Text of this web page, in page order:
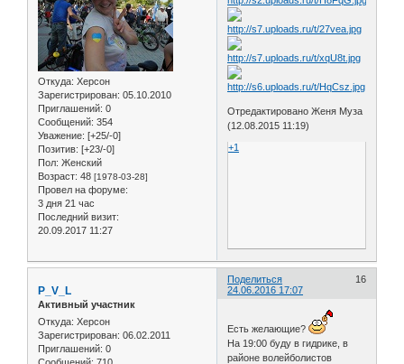
Откуда: Херсон
Зарегистрирован: 05.10.2010
Приглашений: 0
Сообщений: 354
Уважение: [+25/-0]
Позитив: [+23/-0]
Пол: Женский
Возраст: 48 [1978-03-28]
Провел на форуме:
3 дня 21 час
Последний визит:
20.09.2017 11:27
Отредактировано Женя Муза
(12.08.2015 11:19)
+1
Поделиться
16
24.06.2016 17:07
P_V_L
Активный участник
Откуда: Херсон
Зарегистрирован: 06.02.2011
Приглашений: 0
Есть желающие?
На 19:00 буду в гидрике, в
районе волейболистов